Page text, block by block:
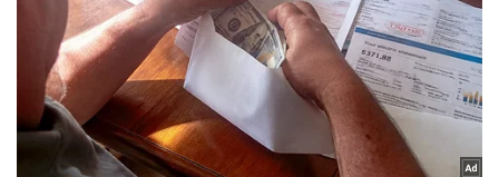
Cây thuốc
Sản phụ khoa
Nhi khoa
Nam khoa
Làm đẹp - giảm cân
Phòng mạch online
Ăn sạch sống khỏe
Blog
Tình yêu - Gia đình